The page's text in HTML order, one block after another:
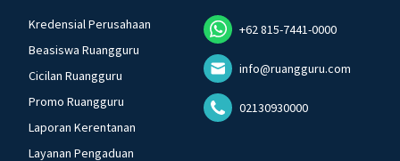
Kredensial Perusahaan
Beasiswa Ruangguru
Cicilan Ruangguru
Promo Ruangguru
Laporan Kerentanan
Layanan Pengaduan
+62 815-7441-0000
info@ruangguru.com
02130930000